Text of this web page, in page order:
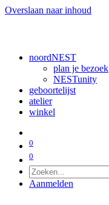
Overslaan naar inhoud
noordNEST
plan je bezoek
NESTunity
geboortelijst
atelier
winkel
0
0
Aanmelden